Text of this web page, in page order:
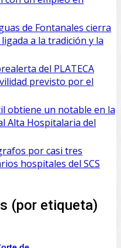
de Fontanales cierra
a la tradición y la
del PLATECA
previsto por el
obtiene un notable en la
Alta Hospitalaria del
por casi tres
hospitales del SCS
(por etiqueta)